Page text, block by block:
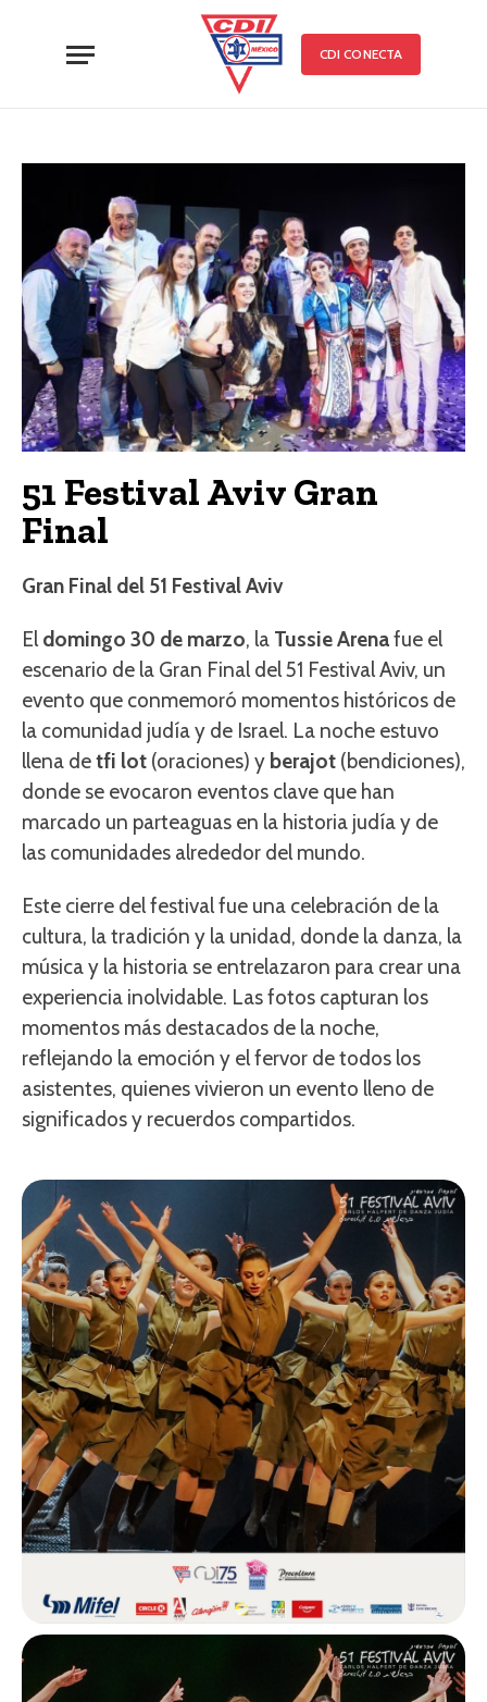
CDI CONECTA
51 Festival Aviv Gran
Final
Gran Final del 51 Festival Aviv
El domingo 30 de marzo, la Tussie Arenafue el
escenario de la Gran Final del 51 Festival Aviv, un
evento que conmemoró momentos históricos de
la comunidad judía y de Israel. La noche estuvo
llena detfi lot (oraciones) y berajot (bendiciones),
donde se evocaron eventos clave que han
marcado un parteaguas en la historia judía y de
las comunidades alrededor del mundo.
Este cierre del festival fue una celebración de la
cultura, la tradición y la unidad, donde la danza, la
música y la historia se entrelazaron para crear una
experiencia inolvidable. Las fotos capturan los
momentos más destacados de la noche,
reflejando la emoción y el fervor de todos los
asistentes, quienes vivieron un evento lleno de
significados y recuerdos compartidos.